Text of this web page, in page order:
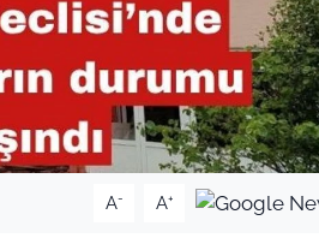
A- A+